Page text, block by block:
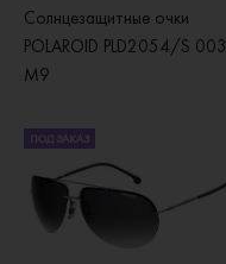
Солнцезащитные очки
POLAROID PLD2054/S 003
M9
ПОД ЗАКАЗ